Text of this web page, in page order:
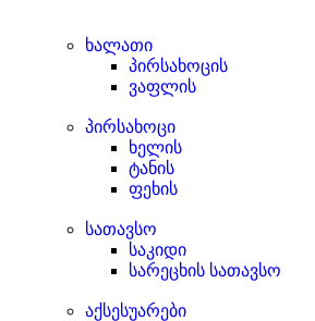
ხალათი
პირსახოცის
ვაფლის
პირსახოცი
ხელის
ტანის
ფეხის
სათავსო
საკიდი
სარეცხის სათავსო
აქსესუარები